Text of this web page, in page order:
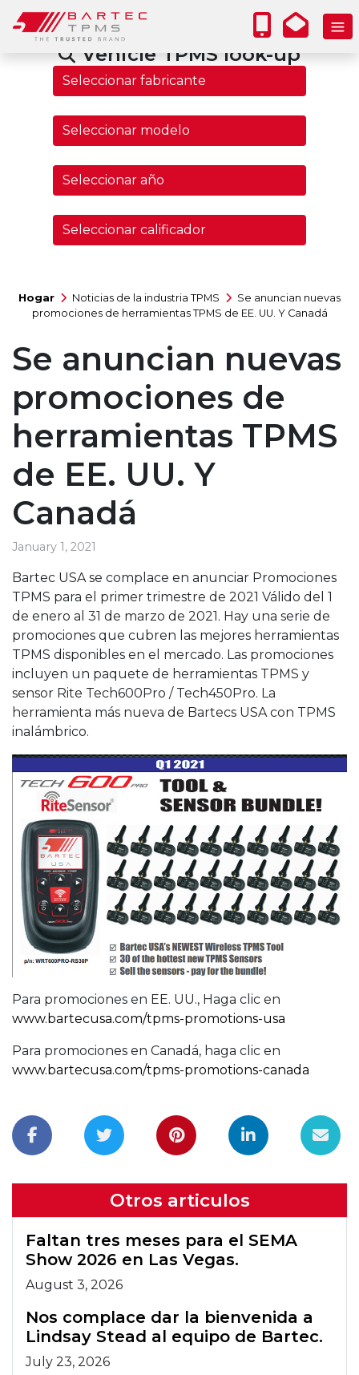
Vehicle TPMS look-up
Hogar Noticias de la industria TPMS
Se anuncian nuevas
promociones de herramientas TPMS de EE. UU. Y Canadá
Se anuncian nuevas
promociones de
herramientas TPMS
de EE. UU. Y
Canadá
January 1, 2021
Bartec USA se complace en anunciar Promociones
TPMS para el primer trimestre de 2021 Válido del 1
de enero al 31 de marzo de 2021. Hay una serie de
promociones que cubren las mejores herramientas
TPMS disponibles en el mercado. Las promociones
incluyen un paquete de herramientas TPMS y
sensor Rite Tech600Pro / Tech450Pro. La
herramienta más nueva de Bartecs USA con TPMS
inalámbrico.
Para promociones en EE. UU., Haga clic en
www.bartecusa.com/tpms-promotions-usa
Para promociones en Canadá, haga clic en
www.bartecusa.com/tpms-promotions-canada
Otros articulos
Faltan tres meses para el SEMA
Show 2026 en Las Vegas.
August 3, 2026
Nos complace dar la bienvenida a
Lindsay Stead al equipo de Bartec.
July 23, 2026